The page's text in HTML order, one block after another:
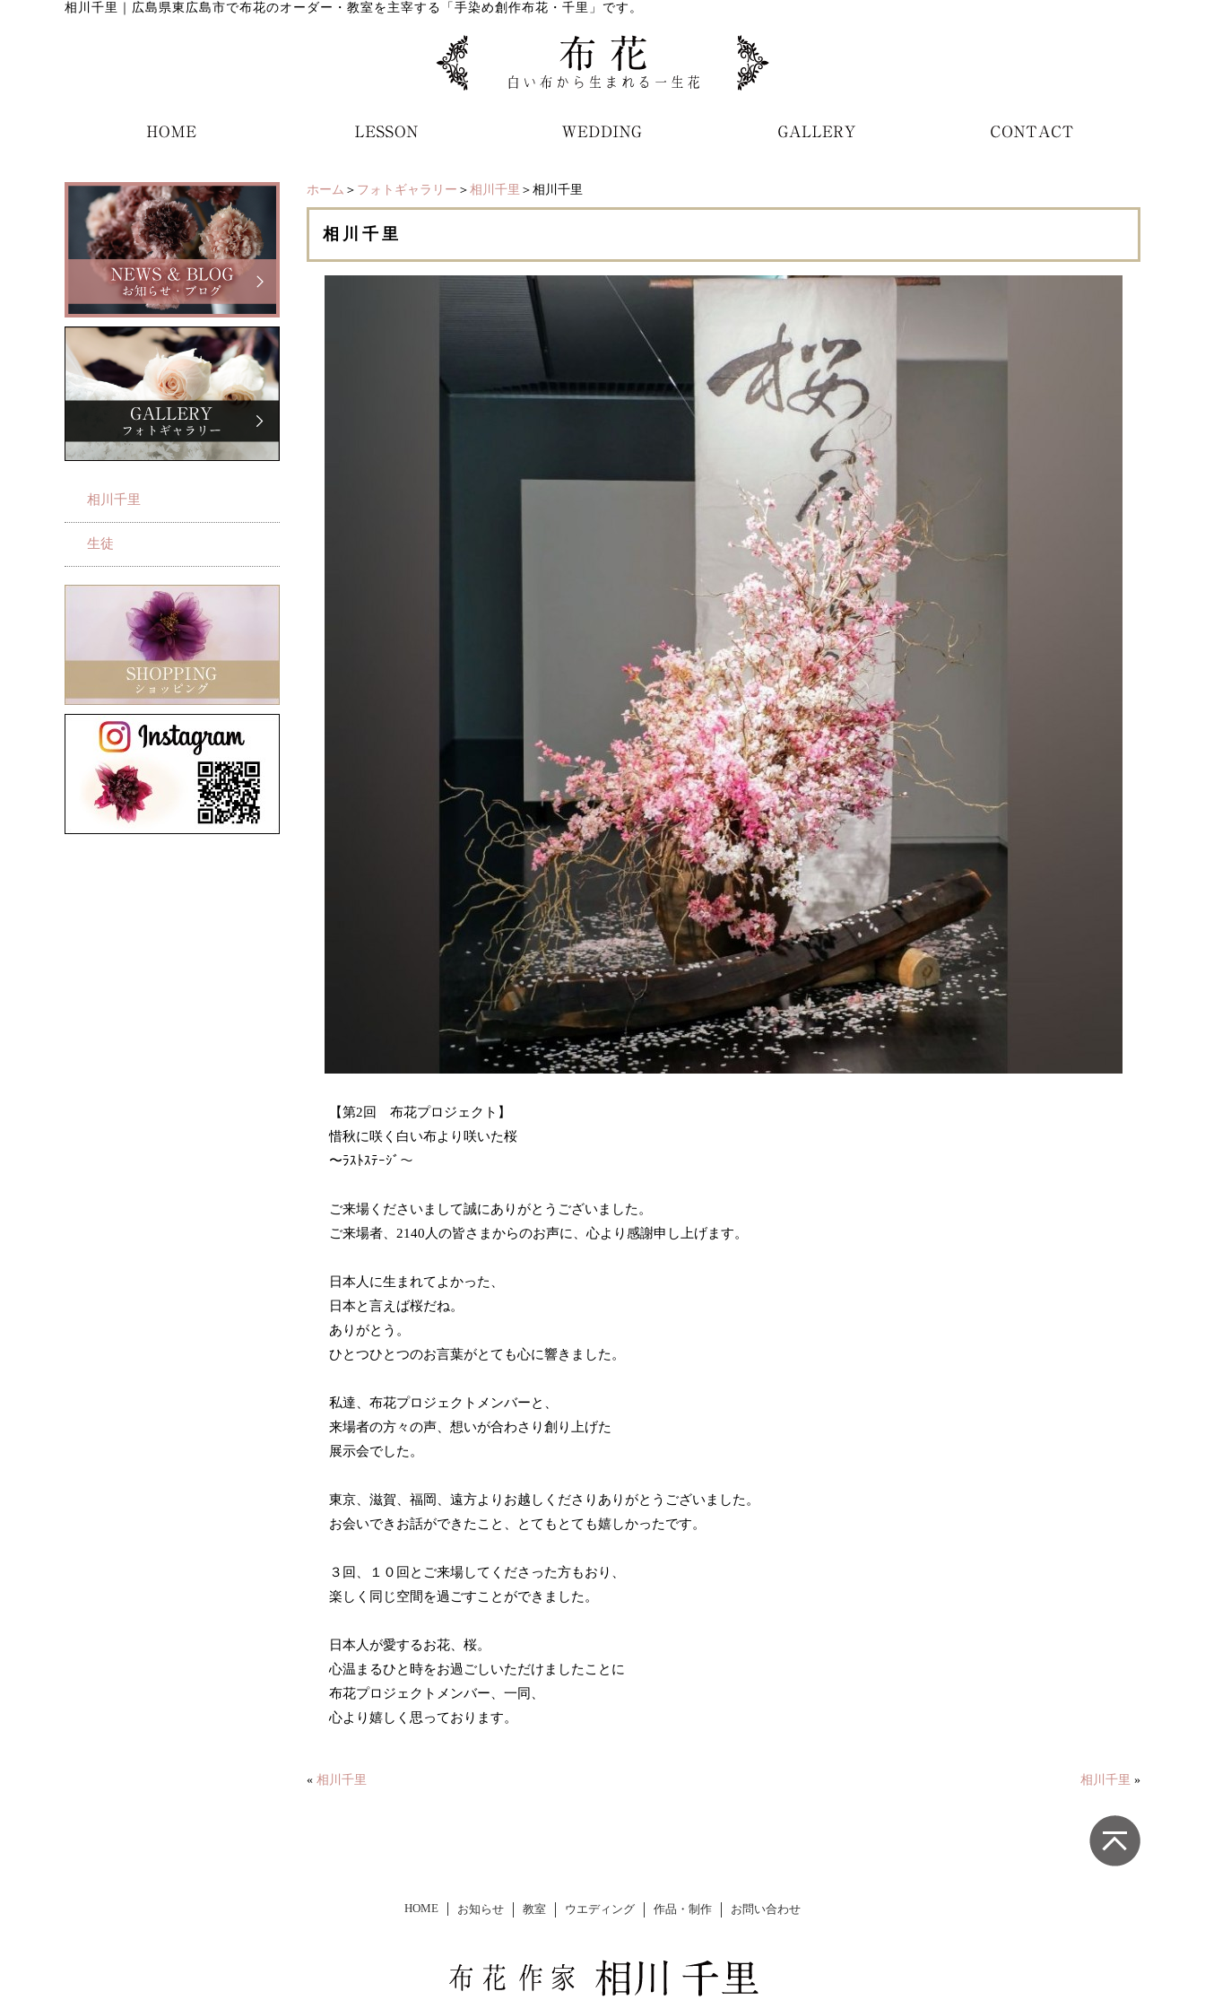
相川千里 広島県東広島市で布花のオーダー・教室を主宰する「手染め創作布花・千里」です。
ホーム ＞ フォトギャラリー ＞ 相川千里 ＞相川千里
相川千里
【第2回 布花プロジェクト】
惜秋に咲く白い布より咲いた桜
〜ﾗｽﾄｽﾃｰｼﾞ〜
ご来場くださいまして誠にありがとうございました。
ご来場者、2140人の皆さまからのお声に、心より感謝申し上げます。
日本人に生まれてよかった、
日本と言えば桜だね。
ありがとう。
ひとつひとつのお言葉がとても心に響きました。
私達、布花プロジェクトメンバーと、
来場者の方々の声、想いが合わさり創り上げた
展示会でした。
東京、滋賀、福岡、遠方よりお越しくださりありがとうございました。
お会いできお話ができたこと、とてもとても嬉しかったです。
３回、１０回とご来場してくださった方もおり、
楽しく同じ空間を過ごすことができました。
日本人が愛するお花、桜。
心温まるひと時をお過ごしいただけましたことに
布花プロジェクトメンバー、一同、
心より嬉しく思っております。
« 相川千里 相川千里 »
相川千里
生徒
HOME お知らせ 教室 ウエディング 作品・制作 お問い合わせ